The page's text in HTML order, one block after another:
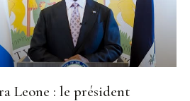
Leone : le président